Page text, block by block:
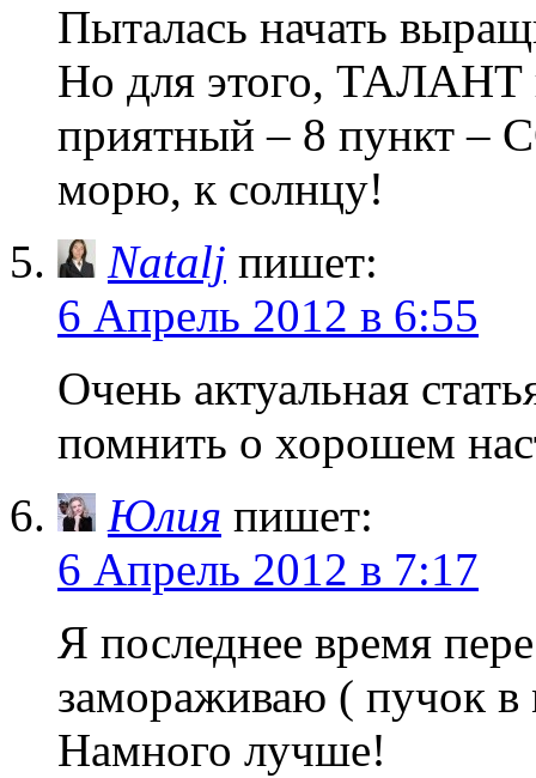
Пыталась начать
Но для этого,
приятный – 8 пункт –
морю, к солнцу!
Natalj пишет:
6 Апрель 2012 в 6:55
Очень актуальная
помнить о хорошем
Юлия пишет:
6 Апрель 2012 в 7:17
Я последнее время
замораживаю ( пучок
Намного лучше!